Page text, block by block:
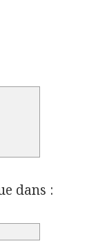
dans :